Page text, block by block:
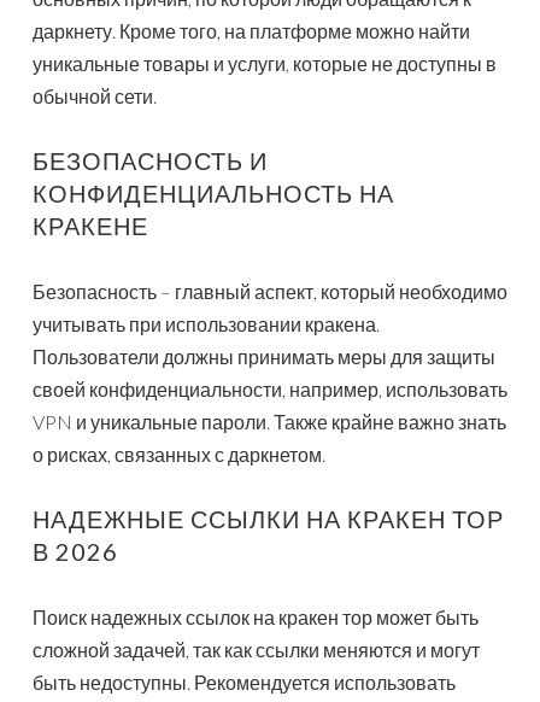
даркнету. Кроме того, на платформе можно найти
уникальные товары и услуги, которые не доступны в
обычной сети.
БЕЗОПАСНОСТЬ И
КОНФИДЕНЦИАЛЬНОСТЬ НА
КРАКЕНЕ
Безопасность – главный аспект, который необходимо
учитывать при использовании кракена.
Пользователи должны принимать меры для защиты
своей конфиденциальности, например, использовать
VPN и уникальные пароли. Также крайне важно знать
о рисках, связанных с даркнетом.
НАДЕЖНЫЕ ССЫЛКИ НА КРАКЕН ТОР
В 2026
Поиск надежных ссылок на кракен тор может быть
сложной задачей, так как ссылки меняются и могут
быть недоступны. Рекомендуется использовать